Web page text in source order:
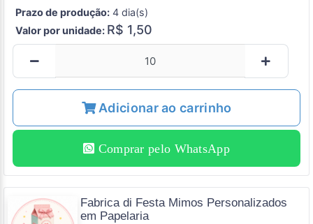
Prazo de produção: 4 dia(s)
Valor por unidade: R$ 1,50
Adicionar ao carrinho
Comprar pelo WhatsApp
Fabrica di Festa Mimos Personalizados
em Papelaria